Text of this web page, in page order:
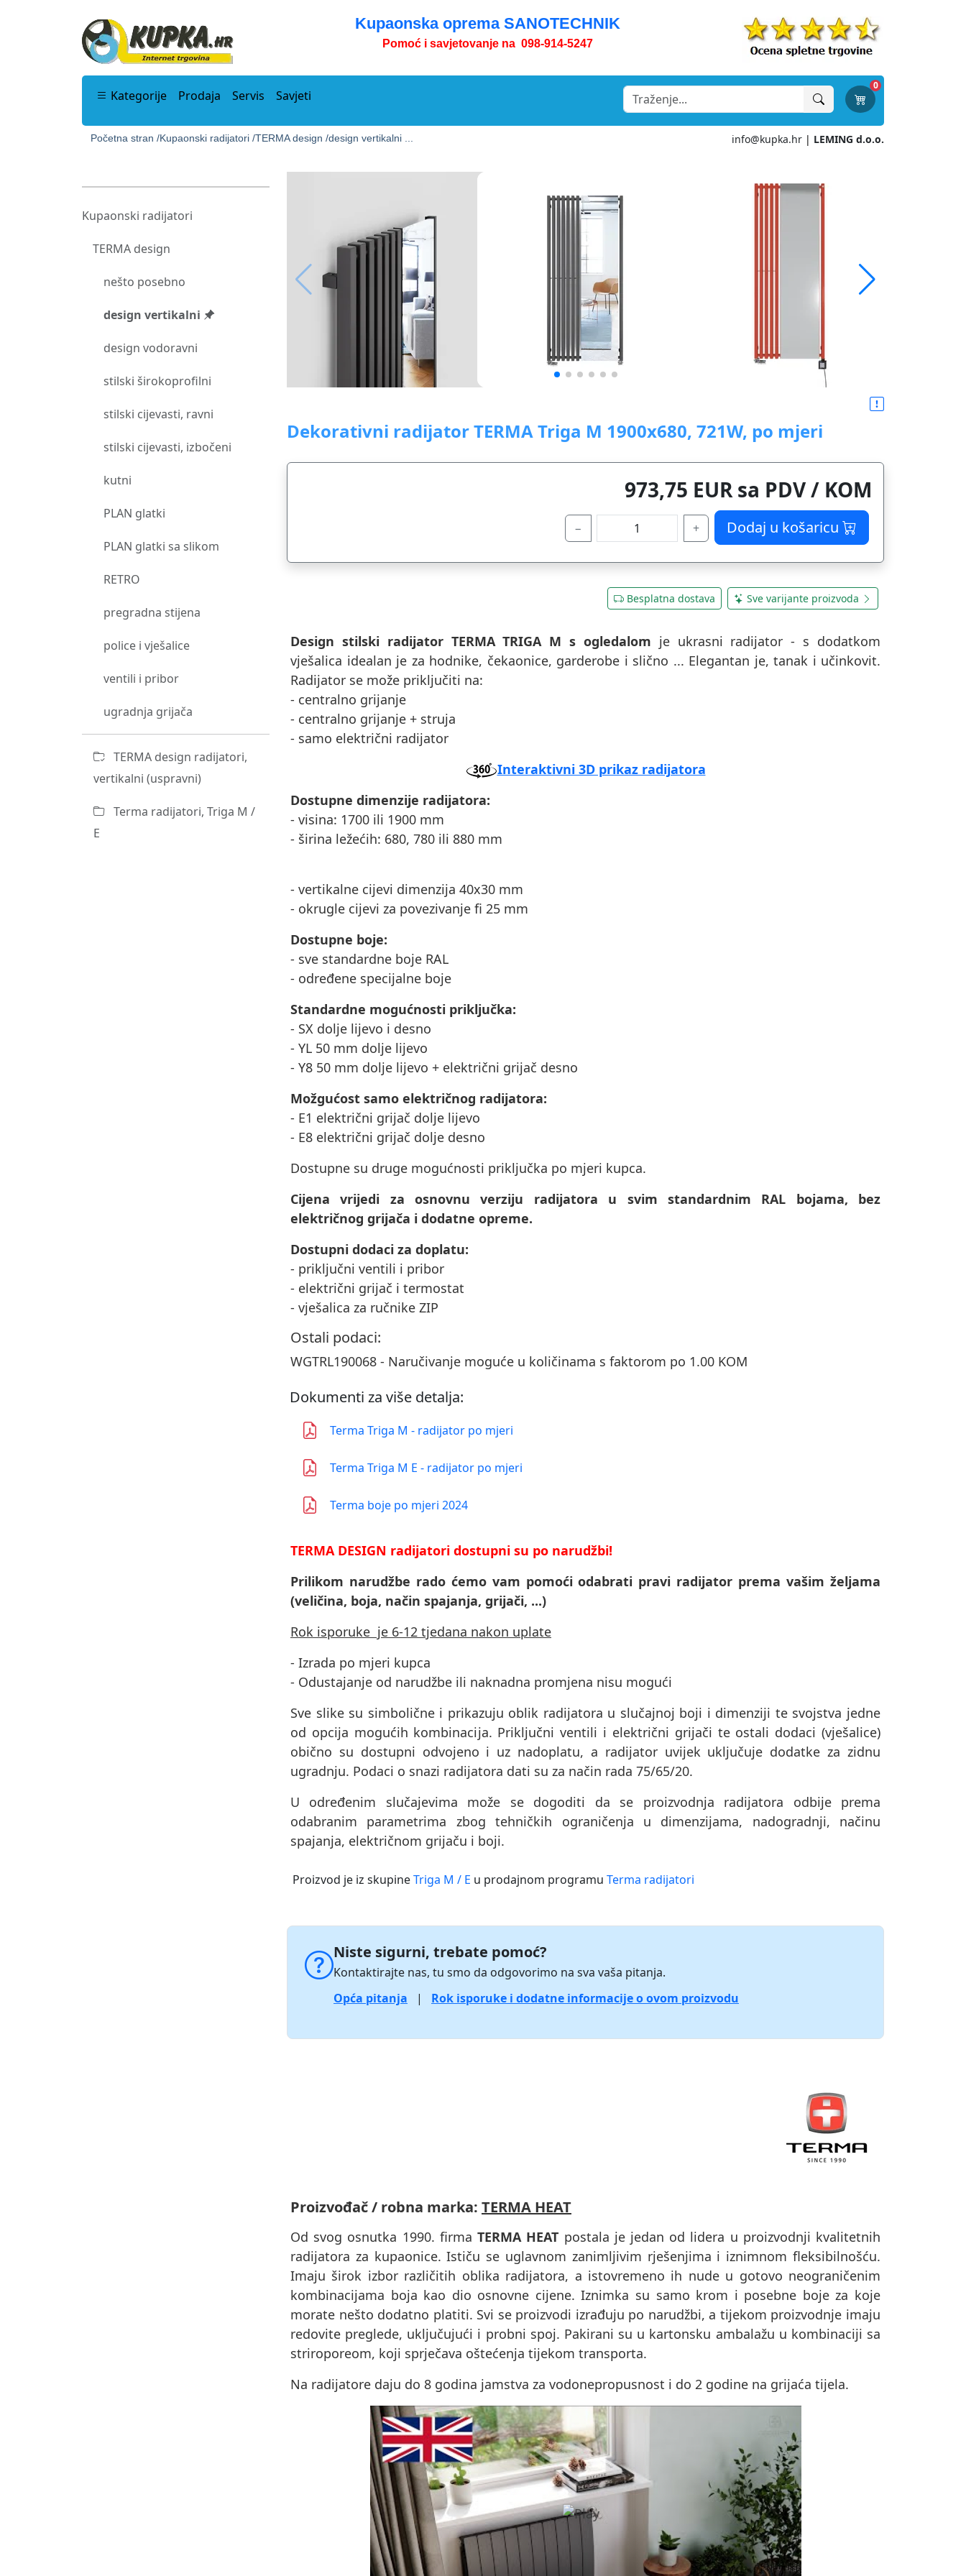
Kupaonska oprema SANOTECHNIK
Pomoć i savjetovanje na 098-914-5247
Kategorije Prodaja Servis Savjeti
0
Početna stran /Kupaonski radijatori /TERMA design /design vertikalni ... info@kupka.hr | LEMING d.o.o.
Kupaonski radijatori
TERMA design
nešto posebno
design vertikalni
design vodoravni
stilski širokoprofilni
stilski cijevasti, ravni
stilski cijevasti, izbočeni
kutni
PLAN glatki
PLAN glatki sa slikom
RETRO
pregradna stijena
police i vješalice
ventili i pribor
ugradnja grijača
TERMA design radijatori,
vertikalni (uspravni)
Terma radijatori, Triga M /
E
Dekorativni radijator TERMA Triga M 1900x680, 721W, po mjeri
973,75 EUR sa PDV / KOM
− + Dodaj u košaricu
Besplatna dostava Sve varijante proizvoda
Design stilski radijator TERMA TRIGA M s ogledalom je ukrasni radijator - s dodatkom
vješalica idealan je za hodnike, čekaonice, garderobe i slično ... Elegantan je, tanak i učinkovit.
Radijator se može priključiti na:
- centralno grijanje
- centralno grijanje + struja
- samo električni radijator
Interaktivni 3D prikaz radijatora
Dostupne dimenzije radijatora:
- visina: 1700 ili 1900 mm
- širina ležećih: 680, 780 ili 880 mm
- vertikalne cijevi dimenzija 40x30 mm
- okrugle cijevi za povezivanje fi 25 mm
Dostupne boje:
- sve standardne boje RAL
- određene specijalne boje
Standardne mogućnosti priključka:
- SX dolje lijevo i desno
- YL 50 mm dolje lijevo
- Y8 50 mm dolje lijevo + električni grijač desno
Možgućost samo električnog radijatora:
- E1 električni grijač dolje lijevo
- E8 električni grijač dolje desno
Dostupne su druge mogućnosti priključka po mjeri kupca.
Cijena vrijedi za osnovnu verziju radijatora u svim standardnim RAL bojama, bez
električnog grijača i dodatne opreme.
Dostupni dodaci za doplatu:
- priključni ventili i pribor
- električni grijač i termostat
- vješalica za ručnike ZIP
Ostali podaci:
WGTRL190068 - Naručivanje moguće u količinama s faktorom po 1.00 KOM
Dokumenti za više detalja:
Terma Triga M - radijator po mjeri
Terma Triga M E - radijator po mjeri
Terma boje po mjeri 2024
TERMA DESIGN radijatori dostupni su po narudžbi!
Prilikom narudžbe rado ćemo vam pomoći odabrati pravi radijator prema vašim željama
(veličina, boja, način spajanja, grijači, ...)
Rok isporuke je 6-12 tjedana nakon uplate
- Izrada po mjeri kupca
- Odustajanje od narudžbe ili naknadna promjena nisu mogući
Sve slike su simbolične i prikazuju oblik radijatora u slučajnoj boji i dimenziji te svojstva jedne
od opcija mogućih kombinacija. Priključni ventili i električni grijači te ostali dodaci (vješalice)
obično su dostupni odvojeno i uz nadoplatu, a radijator uvijek uključuje dodatke za zidnu
ugradnju. Podaci o snazi ​​radijatora dati su za način rada 75/65/20.
U određenim slučajevima može se dogoditi da se proizvodnja radijatora odbije prema
odabranim parametrima zbog tehničkih ograničenja u dimenzijama, nadogradnji, načinu
spajanja, električnom grijaču i boji.
Proizvod je iz skupineTriga M / E u prodajnom programu Terma radijatori
Niste sigurni, trebate pomoć?
Kontaktirajte nas, tu smo da odgovorimo na sva vaša pitanja.
Opća pitanja
| Rok isporuke i dodatne informacije o ovom proizvodu
Proizvođač / robna marka: TERMA HEAT
Od svog osnutka 1990. firmaTERMA HEAT postala je jedan od lidera u proizvodnji kvalitetnih
radijatora za kupaonice. Ističu se uglavnom zanimljivim rješenjima i iznimnom fleksibilnošću.
Imaju širok izbor različitih oblika radijatora, a istovremeno ih nude u gotovo neograničenim
kombinacijama boja kao dio osnovne cijene. Iznimka su samo krom i posebne boje za koje
morate nešto dodatno platiti. Svi se proizvodi izrađuju po narudžbi, a tijekom proizvodnje imaju
redovite preglede, uključujući i probni spoj. Pakirani su u kartonsku ambalažu u kombinaciji sa
striroporeom, koji sprječava oštećenja tijekom transporta.
Na radijatore daju do 8 godina jamstva za vodonepropusnost i do 2 godine na grijaća tijela.